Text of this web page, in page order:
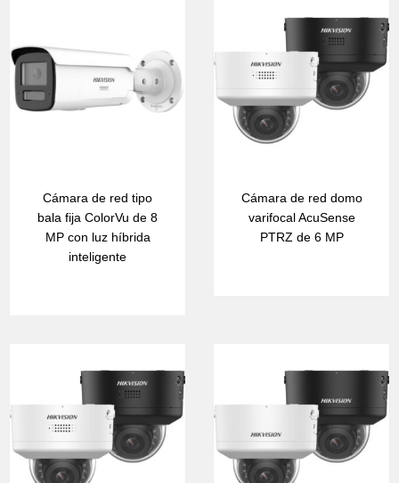
Cámara de red tipo
bala fija ColorVu de 8
MP con luz híbrida
inteligente
Cámara de red domo
varifocal AcuSense
PTRZ de 6 MP